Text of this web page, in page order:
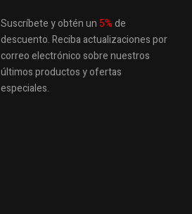
Suscríbete y obtén un 5%de
descuento.Reciba actualizaciones por
correo electrónico sobre nuestros
últimos productosy ofertas
especiales.